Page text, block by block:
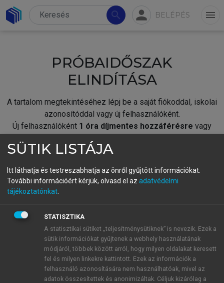
search person BELÉPÉS menu
PRÓBAIDŐSZAK
ELINDÍTÁSA
A tartalom megtekintéséhez lépj be a saját fiókoddal, iskolai
azonosítóddal vagy új felhasználóként.
Új felhasználóként 1 óra díjmentes hozzáférésre vagy
fiókoddal,vagy hozz létre új fiókot.
A regisztráció után apróbaidőszakautomatikusan
BELÉPÉS SAJÁT FIÓKKAL
ÚJ FIÓK LÉTREHOZÁSA
1 óra díjmentes hozzáférés
SÜTIK LISTÁJA
Itt láthatja és testreszabhatja az önről gyűjtött információkat.
További információért kérjük, olvasd el az adatvédelmi
tájékoztatónkat
STATISZTIKA
A statisztikai sütiket „teljesítménysütiknek” is nevezik. Ezek a
sütik információkat gyűjtenek a webhely használatának
módjáról, többek között arról, hogy milyen oldalakat keresett
fel és milyen linkekre kattintott. Ezek az információk a
felhasználó azonosítására nem használhatóak, mivel az
adatok összesítettek és anonimizáltak. Céljuk kizárólag a